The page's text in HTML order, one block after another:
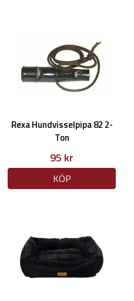
Rexa Hundvisselpipa 82 2-
Ton
95 kr
KÖP